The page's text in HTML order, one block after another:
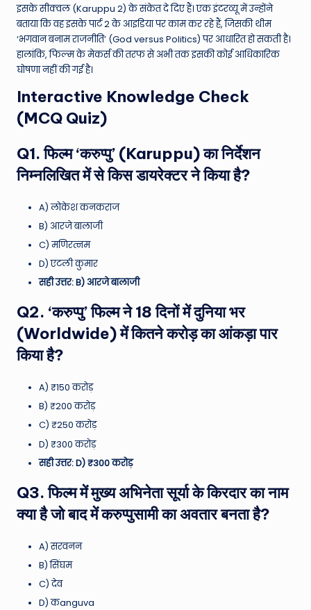
इसके सीक्वल (Karuppu 2) के संकेत दे दिए हैं। एक इंटरव्यू में उन्होंने
बताया कि वह इसके पार्ट 2 के आइडिया पर काम कर रहे हैं, जिसकी थीम
‘भगवान बनाम राजनीति’ (God versus Politics) पर आधारित हो सकती है।
हालांकि, फिल्म के मेकर्स की तरफ से अभी तक इसकी कोई आधिकारिक
घोषणा नहीं की गई है।
Interactive Knowledge Check
(MCQ Quiz)
Q1. फिल्म ‘करुप्पु’ (Karuppu) का निर्देशन
निम्नलिखित में से किस डायरेक्टर ने किया है?
A) लोकेश कनकराज
B) आरजे बालाजी
C) मणिरत्नम
D) एटली कुमार
सही उत्तर: B) आरजे बालाजी
Q2. ‘करुप्पु’ फिल्म ने 18 दिनों में दुनिया भर
(Worldwide) में कितने करोड़ का आंकड़ा पार
किया है?
A) ₹150 करोड़
B) ₹200 करोड़
C) ₹250 करोड़
D) ₹300 करोड़
सही उत्तर: D) ₹300 करोड़
Q3. फिल्म में मुख्य अभिनेता सूर्या के किरदार का नाम
क्या है जो बाद में करुप्पुसामी का अवतार बनता है?
A) सरवनन
B) सिंघम
C) देव
D) कanguva